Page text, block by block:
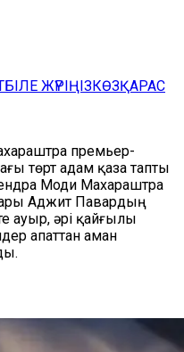
БІЛЕ ЖҮРІҢІЗКӨЗҚАРАС
премьер-
төрт адам қаза тапты
Моди Махараштра
Аджит Павардың
ауыр, әрі қайғылы
апаттан аман